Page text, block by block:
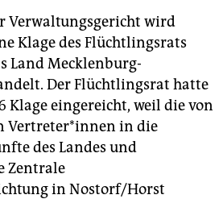
Verwaltungsgericht wird
Klage des Flüchtlingsrats
Land Mecklenburg-
Der Flüchtlingsrat hatte
Klage eingereicht, weil die von
Vertreter*innen in die
des Landes und
Zentrale
in Nostorf/Horst